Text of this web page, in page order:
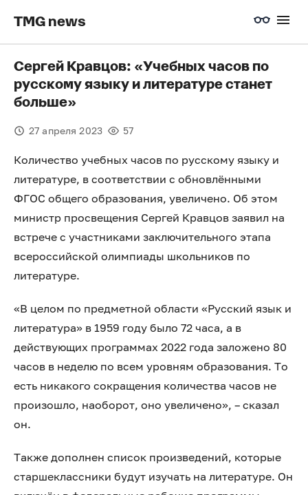
TMG news
Сергей Кравцов: «Учебных часов по
русскому языку и литературе станет
больше»
27 апреля 2023 57
Количество учебных часов по русскому языку и
литературе, в соответствии с обновлёнными
ФГОС общего образования, увеличено. Об этом
министр просвещения Сергей Кравцов заявил на
встрече с участниками заключительного этапа
всероссийской олимпиады школьников по
литературе.
«В целом по предметной области «Русский язык и
литература» в 1959 году было 72 часа, а в
действующих программах 2022 года заложено 80
часов в неделю по всем уровням образования. То
есть никакого сокращения количества часов не
произошло, наоборот, оно увеличено», – сказал
он.
Также дополнен список произведений, которые
старшеклассники будут изучать на литературе. Он